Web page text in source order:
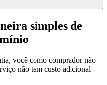
simples de
você como comprador não
não tem custo adicional